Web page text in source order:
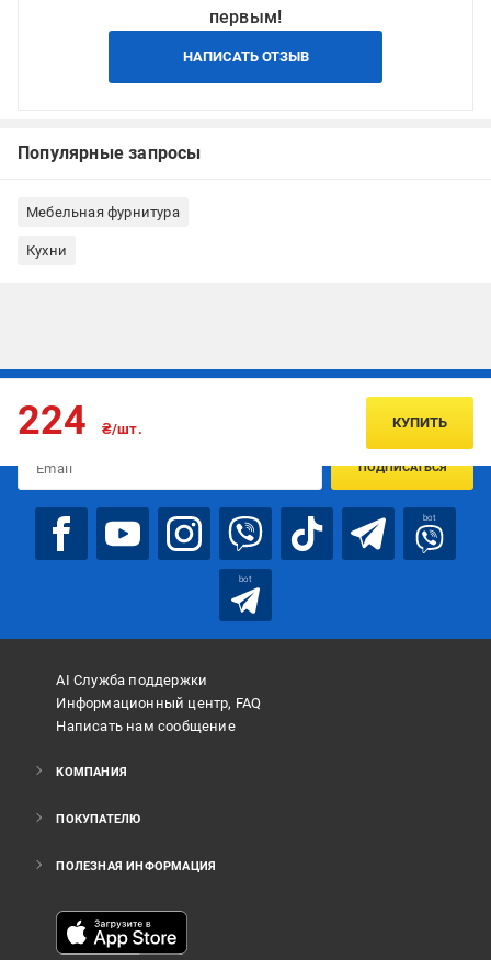
первым!
НАПИСАТЬ ОТЗЫВ
Популярные запросы
Мебельная фурнитура
Кухни
224 ₴/шт. КУПИТЬ
Подписывайтесь, чтобы узнавать первым об акцияx и
ПОДПИСАТЬСЯ
bot
bot
AI Служба поддержки
Информационный центр, FAQ
Написать нам сообщение
КОМПАНИЯ
ПОКУПАТЕЛЮ
ПОЛЕЗНАЯ ИНФОРМАЦИЯ